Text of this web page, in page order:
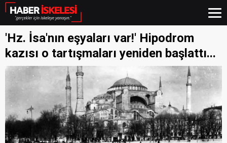
'Hz. İsa'nın eşyaları var!' Hipodrom
kazısı o tartışmaları yeniden başlattı...